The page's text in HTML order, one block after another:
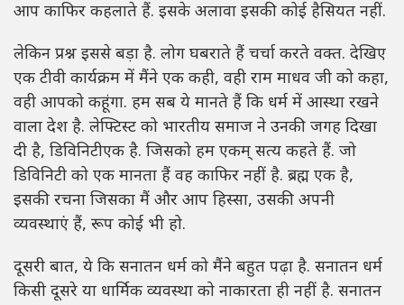
आप काफिर कहलाते हैं. इसके अलावा इसकी कोई हैसियत नहीं.
लेकिन प्रश्न इससे बड़ा है. लोग घबराते हैं चर्चा करते वक्त. देखिए
एक टीवी कार्यक्रम में मैंने एक कही, वही राम माधव जी को कहा,
वही आपको कहूंगा. हम सब ये मानते हैं कि धर्म में आस्था रखने
वाला देश है. लेफ्टिस्ट को भारतीय समाज ने उनकी जगह दिखा
दी है, डिविनिटीएक है. जिसको हम एकम् सत्य कहते हैं. जो
डिविनिटी को एक मानता हैं वह काफिर नहीं है. ब्रह्म एक है,
इसकी रचना जिसका मैं और आप हिस्सा, उसकी अपनी
व्यवस्थाएं हैं, रूप कोई भी हो.
दूसरी बात, ये कि सनातन धर्म को मैंने बहुत पढ़ा है. सनातन धर्म
किसी दूसरे या धार्मिक व्यवस्था को नाकारता ही नहीं है. सनातन